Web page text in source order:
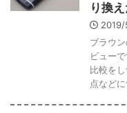
り換
ブラウ
ビュー
比較を
点など